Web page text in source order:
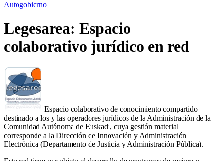
Autogobierno
Legesarea: Espacio
colaborativo jurídico en red
Espacio colaborativo de conocimiento compartido
destinado a los y las operadores jurídicos de la Administración de la
Comunidad Autónoma de Euskadi, cuya gestión material
corresponde a la Dirección de Innovación y Administración
Electrónica (Departamento de Justicia y Administración Pública).